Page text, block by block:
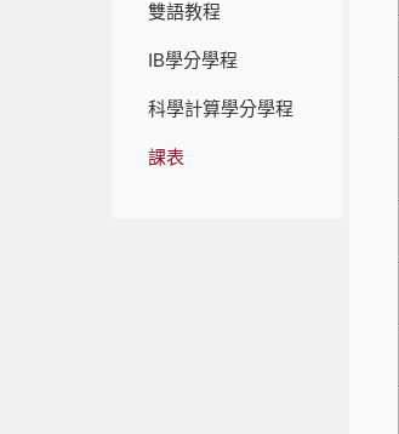
雙語教程
IB學分學程
科學計算學分學程
課表